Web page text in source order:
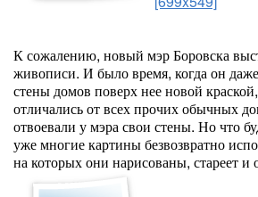
К сожалению, новый мэр Боровска
живописи. И было время, когда он
стены домов поверх нее новой
отличались от всех прочих обычных
отвоевали у мэра свои стены. Но что
уже многие картины безвозвратно
на которых они нарисованы, стареет и